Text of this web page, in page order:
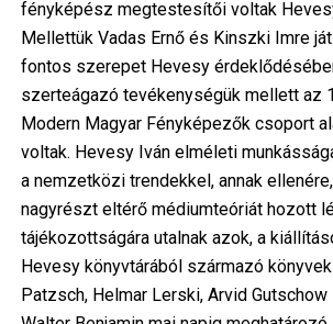
fényképész megtestesítői voltak
Mellettük Vadas Ernő és Kinszki Imre
fontos szerepet Hevesy
szerteágazó tevékenységük mellett az
Modern Magyar Fényképezők csoport
voltak. Hevesy Iván elméleti
a nemzetközi trendekkel, annak
nagyrészt eltérő médiumteóriát hozott
tájékozottságára utalnak azok, a
Hevesy könyvtárából származó
Patzsch, Helmar Lerski, Arvid Gutschow